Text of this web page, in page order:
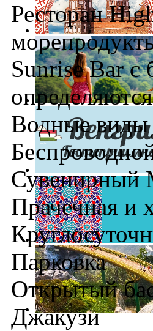
Ресторан
Sunrise Bar с
Водные виды
Сувенирный
Прачечная и
Парковка
Открытый
Джакузи